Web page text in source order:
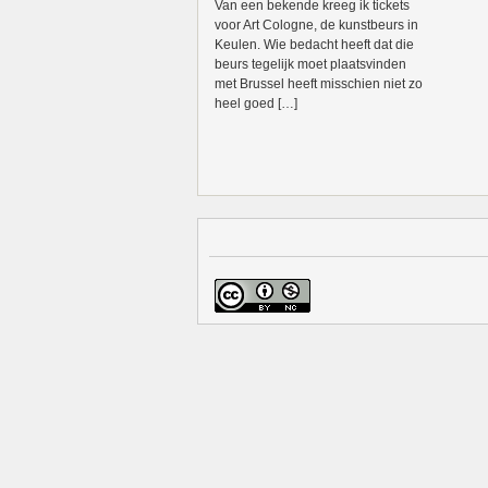
Van een bekende kreeg ik tickets
voor Art Cologne, de kunstbeurs in
Keulen. Wie bedacht heeft dat die
beurs tegelijk moet plaatsvinden
met Brussel heeft misschien niet zo
heel goed […]